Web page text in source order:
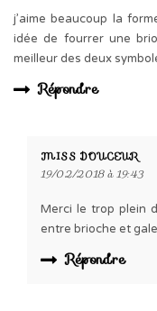
j’aime beaucoup la
idée de fourrer une
meilleur des deux
Répondre
MISS DOUCEUR
19/02/2018 à 19:43
Merci le trop plein
entre brioche et
Répondre